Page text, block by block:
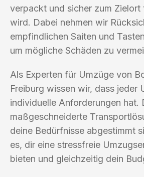
verpackt und sicher zum Zielort
wird. Dabei nehmen wir
empfindlichen Saiten und
um mögliche Schäden zu
Als Experten für Umzüge von
Freiburg wissen wir, dass jeder
individuelle Anforderungen hat.
maßgeschneiderte
deine Bedürfnisse abgestimmt
es, dir eine stressfreie
bieten und gleichzeitig dein